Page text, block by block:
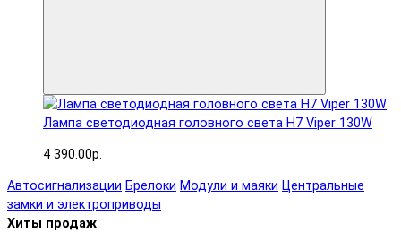
Лампа светодиодная головного света H7 Viper 130W
4 390.00р.
Автосигнализации Брелоки Модули и маяки Центральные
замки и электроприводы
Хиты продаж